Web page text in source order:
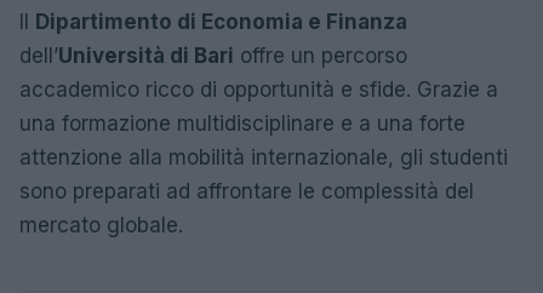
Il Dipartimento di Economia e Finanza
dell’Università di Bari offre un percorso
accademico ricco di opportunità e sfide. Grazie a
una formazione multidisciplinare e a una forte
attenzione alla mobilità internazionale, gli studenti
sono preparati ad affrontare le complessità del
mercato globale.